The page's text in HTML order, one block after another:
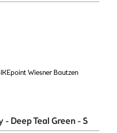
Wiesner Bautzen
- Deep Teal Green - S